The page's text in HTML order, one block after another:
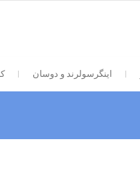
اینگرسولرند و دوسان